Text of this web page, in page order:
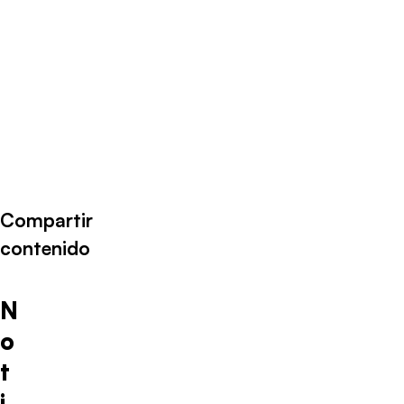
Compartir
contenido
N
o
t